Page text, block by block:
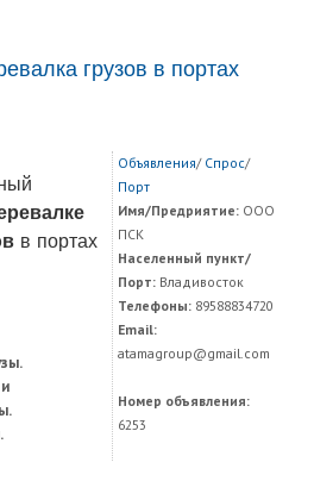
грузов в портах
в портах
Объявления/ Спрос/
Порт
Имя/Предриятие:ООО
ПСК
Населенный пункт/
Порт:Владивосток
Телефоны:89588834720
Email:
atamagroup@gmail.com
Номер объявления:
6253